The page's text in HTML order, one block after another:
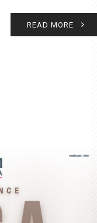
READ MORE